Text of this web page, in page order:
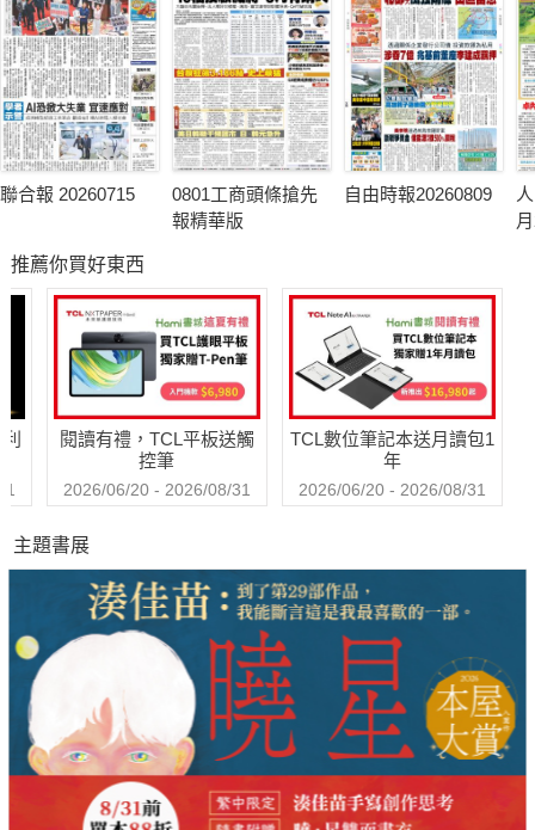
聯合報 20260715
0801工商頭條搶先
報精華版
自由時報20260809
推薦你買好東西
閱讀有禮，TCL平板送觸
控筆
2026/06/20 - 2026/08/31
TCL數位筆記本送月讀包1
年
2026/06/20 - 2026/08/31
主題書展